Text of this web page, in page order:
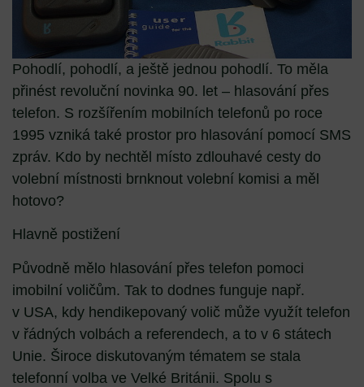
Pohodlí, pohodlí, a ještě jednou pohodlí. To měla
přinést revoluční novinka 90. let – hlasování přes
telefon. S rozšířením mobilních telefonů po roce
1995 vzniká také prostor pro hlasování pomocí SMS
zpráv. Kdo by nechtěl místo zdlouhavé cesty do
volební místnosti brnknout volební komisi a měl
hotovo?
Hlavně postižení
Původně mělo hlasování přes telefon pomoci
imobilní voličům. Tak to dodnes funguje např.
v USA, kdy hendikepovaný volič může využít telefon
v řádných volbách a referendech, a to v 6 státech
Unie. Široce diskutovaným tématem se stala
telefonní volba ve Velké Británii. Spolu s